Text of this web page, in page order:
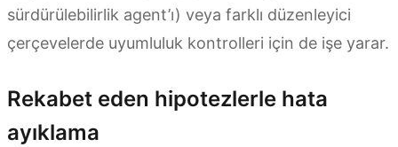
sürdürülebilirlik agent’ı) veya farklı düzenleyici
çerçevelerde uyumluluk kontrolleri için de işe yarar.
Rekabet eden hipotezlerle hata
ayıklama